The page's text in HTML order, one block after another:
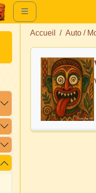
Accueil Auto /